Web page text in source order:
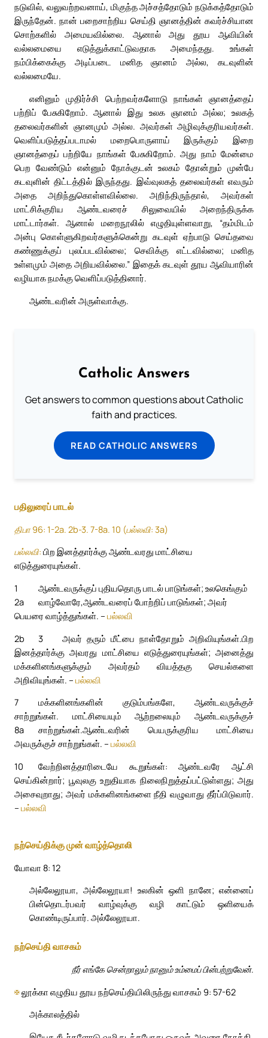
நடுவில், வலுவற்றவனாய், மிகுந்த அச்சத்தோடும் நடுக்கத்தோடும்
இருந்தேன். நான் பறைசாற்றிய செய்தி ஞானத்தின் கவர்ச்சியான
சொற்களில் அமையவில்லை. ஆனால் அது தூய ஆவியின்
வல்லமையை எடுத்துக்காட்டுவதாக அமைந்தது. உங்கள்
நம்பிக்கைக்கு அடிப்படை மனித ஞானம் அல்ல, கடவுளின்
வல்லமையே.
எனினும் முதிர்ச்சி பெற்றவர்களோடு நாங்கள் ஞானத்தைப்
பற்றிப் பேசுகிறோம். ஆனால் இது உலக ஞானம் அல்ல; உலகத்
தலைவர்களின் ஞானமும் அல்ல. அவர்கள் அழிவுக்குரியவர்கள்.
வெளிப்படுத்தப்படாமல் மறைபொருளாய் இருக்கும் இறை
ஞானத்தைப் பற்றியே நாங்கள் பேசுகிறோம். அது நாம் மேன்மை
பெற வேண்டும் என்னும் நோக்குடன் உலகம் தோன்றும் முன்பே
கடவுளின் திட்டத்தில் இருந்தது. இவ்வுலகத் தலைவர்கள் எவரும்
அதை அறிந்துகொள்ளவில்லை. அறிந்திருந்தால், அவர்கள்
மாட்சிக்குரிய ஆண்டவரைச் சிலுவையில் அறைந்திருக்க
மாட்டார்கள். ஆனால் மறைநூலில் எழுதியுள்ளவாறு, “தம்மிடம்
அன்பு கொள்ளுகிறவர்களுக்கென்று கடவுள் ஏற்பாடு செய்தவை
கண்ணுக்குப் புலப்படவில்லை; செவிக்கு எட்டவில்லை; மனித
உள்ளமும் அதை அறியவில்லை.” இதைக் கடவுள் தூய ஆவியாரின்
வழியாக நமக்கு வெளிப்படுத்தினார்.
ஆண்டவரின் அருள்வாக்கு.
Catholic Answers
Get answers to common questions about Catholic
faith and practices.
READ CATHOLIC ANSWERS
பதிலுரைப் பாடல்
திபா 96: 1-2a. 2b-3. 7-8a. 10 (பல்லவி: 3a)
பல்லவி: பிற இனத்தார்க்கு ஆண்டவரது மாட்சியை
எடுத்துரையுங்கள்.
1
ஆண்டவருக்குப் புதியதொரு பாடல் பாடுங்கள்; உலகெங்கும்
வாழ்வோரே,
2a
ஆண்டவரைப் போற்றிப் பாடுங்கள்; அவர்
பெயரை வாழ்த்துங்கள். – பல்லவி
2b
அவர் தரும் மீட்பை நாள்தோறும் அறிவியுங்கள்.
3
பிற
இனத்தார்க்கு அவரது மாட்சியை எடுத்துரையுங்கள்; அனைத்து
மக்களினங்களுக்கும் அவர்தம் வியத்தகு செயல்களை
அறிவியுங்கள். – பல்லவி
7
மக்களினங்களின் குடும்பங்களே, ஆண்டவருக்குச்
சாற்றுங்கள். மாட்சியையும் ஆற்றலையும் ஆண்டவருக்குச்
சாற்றுங்கள்.
8a
ஆண்டவரின் பெயருக்குரிய மாட்சியை
அவருக்குச் சாற்றுங்கள். – பல்லவி
10
வேற்றினத்தாரிடையே கூறுங்கள்: ஆண்டவரே ஆட்சி
செய்கின்றார்; பூவுலகு உறுதியாக நிலைநிறுத்தப்பட்டுள்ளது; அது
அசைவுறாது; அவர் மக்களினங்களை நீதி வழுவாது தீர்ப்பிடுவார்.
– பல்லவி
நற்செய்திக்கு முன் வாழ்த்தொலி
யோவா 8: 12
அல்லேலூயா, அல்லேலூயா! உலகின் ஒளி நானே; என்னைப்
பின்தொடர்பவர் வாழ்வுக்கு வழி காட்டும் ஒளியைக்
கொண்டிருப்பார். அல்லேலூயா.
நற்செய்தி வாசகம்
நீர் எங்கே சென்றாலும் நானும் உம்மைப் பின்பற்றுவேன்.
✠லூக்கா எழுதிய தூய நற்செய்தியிலிருந்து வாசகம் 9: 57-62
அக்காலத்தில்